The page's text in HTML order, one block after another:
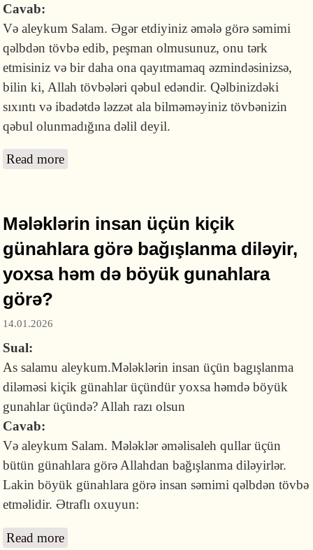
Cavab:
Və aleykum Salam. Əgər etdiyiniz əmələ görə səmimi
qəlbdən tövbə edib, peşman olmusunuz, onu tərk
etmisiniz və bir daha ona qayıtmamaq əzmindəsinizsə,
bilin ki, Allah tövbələri qəbul edəndir. Qəlbinizdəki
sıxıntı və ibadətdə ləzzət ala bilməməyiniz tövbənizin
qəbul olunmadığına dəlil deyil.
Read more
Mələklərin insan üçün kiçik
günahlara görə bağışlanma diləyir,
yoxsa həm də böyük gunahlara
görə?
14.01.2026
Sual:
As salamu aleykum.Mələklərin insan üçün bagışlanma
diləməsi kiçik günahlar üçündür yoxsa həmdə böyük
gunahlar üçündə? Allah razı olsun
Cavab:
Və aleykum Salam. Mələklər əməlisaleh qullar üçün
bütün günahlara görə Allahdan bağışlanma diləyirlər.
Lakin böyük günahlara görə insan səmimi qəlbdən tövbə
etməlidir. Ətraflı oxuyun:
Read more